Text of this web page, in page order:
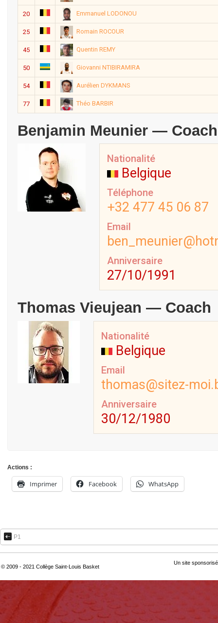
20 Emmanuel LODONOU
25 Romain ROCOUR
45 Quentin REMY
50 Giovanni NTIBIRAMIRA
54 Aurélien DYKMANS
77 Théo BARBIR
Benjamin Meunier — Coach
Nationalité
Belgique
Téléphone
+32 477 45 06 87
Email
Anniversaire
27/10/1991
Thomas Vieujean — Coach
Nationalité
Belgique
Email
thomas@sitez-
Anniversaire
30/12/1980
Actions :
Imprimer Facebook WhatsApp
P1
© 2009 - 2021 Collège Saint-Louis Basket
Un site